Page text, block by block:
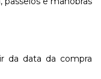
da data da compra